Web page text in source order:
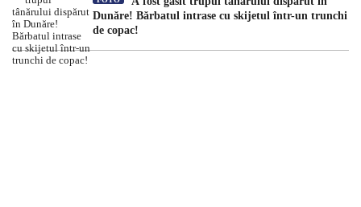
Dunăre! Bărbatul intrase cu skijetul într-un trunchi
de copac!